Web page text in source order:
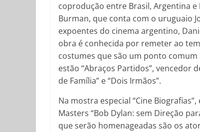
coprodução entre Brasil, Argentina e
Burman, que conta com o uruguaio
expoentes do cinema argentino,
obra é conhecida por remeter ao
costumes que são um ponto
estão “Abraços Partidos”, vencedor
de Família” e “Dois Irmãos”.
Na mostra especial “Cine
Masters “Bob Dylan: sem Direção
que serão homenageadas são os